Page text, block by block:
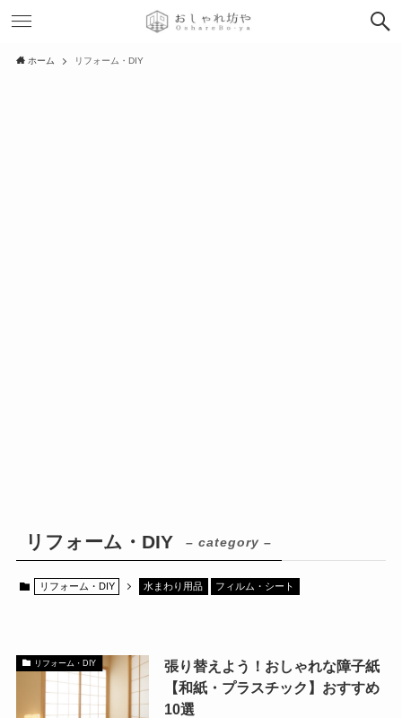
ホーム リフォーム・DIY
リフォーム・DIY – category –
リフォーム・DIY 水まわり用品 フィルム・シート
リフォーム・DIY
張り替えよう！おしゃれな障子紙
【和紙・プラスチック】おすすめ
10選